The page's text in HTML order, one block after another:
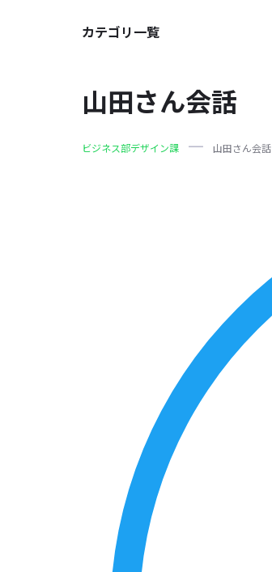
カテゴリ一覧
山田さん会話
ビジネス部デザイン課 山田さん会話